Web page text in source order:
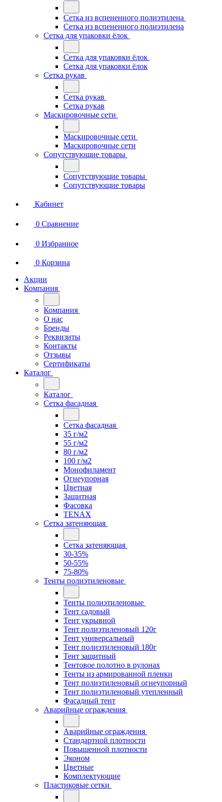
Сетка из вспененного полиэтилена
Сетка из вспененного полиэтилена
Сетка для упаковки ёлок
Сетка для упаковки ёлок
Сетка для упаковки ёлок
Сетка рукав
Сетка рукав
Сетка рукав
Маскировочные сети
Маскировочные сети
Маскировочные сети
Сопутствующие товары
Сопутствующие товары
Сопутствующие товары
Кабинет
0 Сравнение
0 Избранное
0 Корзина
Акции
Компания
Компания
О нас
Бренды
Реквизиты
Контакты
Отзывы
Сертификаты
Каталог
Каталог
Сетка фасадная
Сетка фасадная
35 г/м2
55 г/м2
80 г/м2
100 г/м2
Монофиламент
Огнеупорная
Цветная
Защитная
Фасовка
TENAX
Сетка затеняющая
Сетка затеняющая
30-35%
50-55%
75-80%
Тенты полиэтиленовые
Тенты полиэтиленовые
Тент садовый
Тент укрывной
Тент полиэтиленовый 120г
Тент универсальный
Тент полиэтиленовый 180г
Тент защитный
Тентовое полотно в рулонах
Тенты из армированной пленки
Тент полиэтиленовый огнеупорный
Тент полиэтиленовый утепленный
Фасадный тент
Аварийные ограждения
Аварийные ограждения
Стандартной плотности
Повышенной плотности
Эконом
Цветные
Комплектующие
Пластиковые сетки